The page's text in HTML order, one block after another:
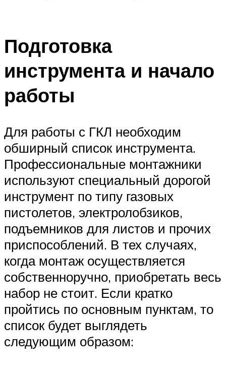
Подготовка
инструмента и начало
работы
Для работы с ГКЛ необходим
обширный список инструмента.
Профессиональные монтажники
используют специальный дорогой
инструмент по типу газовых
пистолетов, электролобзиков,
подъемников для листов и прочих
приспособлений. В тех случаях,
когда монтаж осуществляется
собственноручно, приобретать весь
набор не стоит. Если кратко
пройтись по основным пунктам, то
список будет выглядеть
следующим образом: